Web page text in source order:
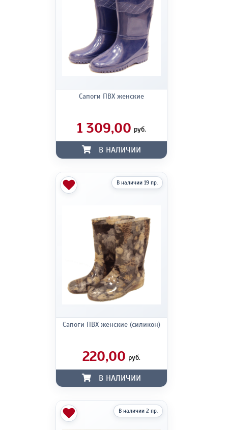
Сапоги ПВХ женские
1 309,00 руб.
В НАЛИЧИИ
В наличии 19 пр.
Сапоги ПВХ женские (силикон)
220,00 руб.
В НАЛИЧИИ
В наличии 2 пр.